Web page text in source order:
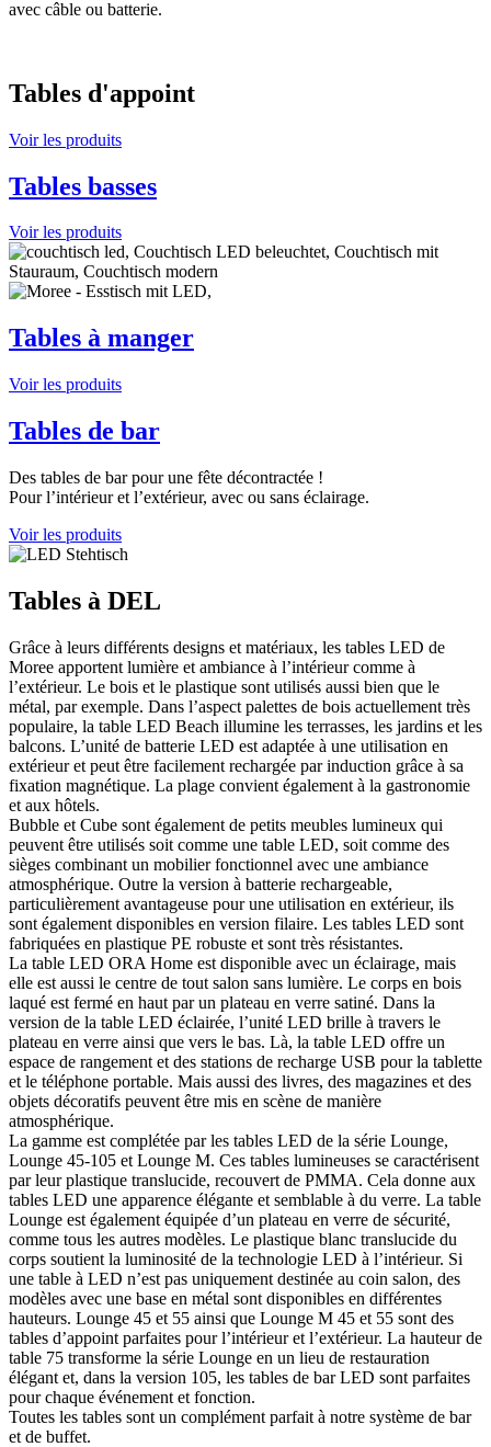
avec câble ou batterie.
Tables d'appoint
Voir les produits
Tables basses
Voir les produits
Tables à manger
Voir les produits
Tables de bar
Des tables de bar pour une fête décontractée !
Pour l’intérieur et l’extérieur, avec ou sans éclairage.
Voir les produits
Tables à DEL
Grâce à leurs différents designs et matériaux, les tables LED de
Moree apportent lumière et ambiance à l’intérieur comme à
l’extérieur. Le bois et le plastique sont utilisés aussi bien que le
métal, par exemple. Dans l’aspect palettes de bois actuellement très
populaire, la table LED Beach illumine les terrasses, les jardins et les
balcons. L’unité de batterie LED est adaptée à une utilisation en
extérieur et peut être facilement rechargée par induction grâce à sa
fixation magnétique. La plage convient également à la gastronomie
et aux hôtels.
Bubble et Cube sont également de petits meubles lumineux qui
peuvent être utilisés soit comme une table LED, soit comme des
sièges combinant un mobilier fonctionnel avec une ambiance
atmosphérique. Outre la version à batterie rechargeable,
particulièrement avantageuse pour une utilisation en extérieur, ils
sont également disponibles en version filaire. Les tables LED sont
fabriquées en plastique PE robuste et sont très résistantes.
La table LED ORA Home est disponible avec un éclairage, mais
elle est aussi le centre de tout salon sans lumière. Le corps en bois
laqué est fermé en haut par un plateau en verre satiné. Dans la
version de la table LED éclairée, l’unité LED brille à travers le
plateau en verre ainsi que vers le bas. Là, la table LED offre un
espace de rangement et des stations de recharge USB pour la tablette
et le téléphone portable. Mais aussi des livres, des magazines et des
objets décoratifs peuvent être mis en scène de manière
atmosphérique.
La gamme est complétée par les tables LED de la série Lounge,
Lounge 45-105 et Lounge M. Ces tables lumineuses se caractérisent
par leur plastique translucide, recouvert de PMMA. Cela donne aux
tables LED une apparence élégante et semblable à du verre. La table
Lounge est également équipée d’un plateau en verre de sécurité,
comme tous les autres modèles. Le plastique blanc translucide du
corps soutient la luminosité de la technologie LED à l’intérieur. Si
une table à LED n’est pas uniquement destinée au coin salon, des
modèles avec une base en métal sont disponibles en différentes
hauteurs. Lounge 45 et 55 ainsi que Lounge M 45 et 55 sont des
tables d’appoint parfaites pour l’intérieur et l’extérieur. La hauteur de
table 75 transforme la série Lounge en un lieu de restauration
élégant et, dans la version 105, les tables de bar LED sont parfaites
pour chaque événement et fonction.
Toutes les tables sont un complément parfait à notre système de bar
et de buffet.